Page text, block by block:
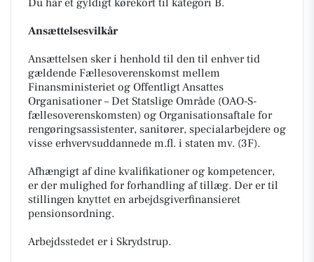
Du har et gyldigt kørekort til kategori B.
Ansættelsesvilkår
Ansættelsen sker i henhold til den til enhver tid
gældende Fællesoverenskomst mellem
Finansministeriet og Offentligt Ansattes
Organisationer – Det Statslige Område (OAO-S-
fællesoverenskomsten) og Organisationsaftale for
rengøringsassistenter, sanitører, specialarbejdere og
visse erhvervsuddannede m.fl. i staten mv. (3F).
Afhængigt af dine kvalifikationer og kompetencer,
er der mulighed for forhandling af tillæg. Der er til
stillingen knyttet en arbejdsgiverfinansieret
pensionsordning.
Arbejdsstedet er i Skrydstrup.